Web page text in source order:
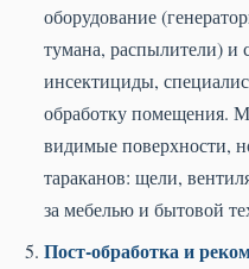
оборудование
тумана, распылители) и
инсектициды,
обработку помещения.
видимые поверхности,
тараканов: щели,
за мебелью и бытовой
Пост-обработка и